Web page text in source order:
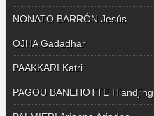
NONATO BARRÓN Jesús
OJHA Gadadhar
PAAKKARI Katri
PAGOU BANEHOTTE Hiandjing